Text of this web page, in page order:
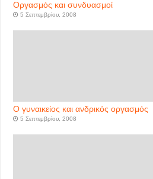
Οργασμός και συνδυασμοί
5 Σεπτεμβρίου, 2008
Ο γυναικείος και ανδρικός οργασμός
5 Σεπτεμβρίου, 2008